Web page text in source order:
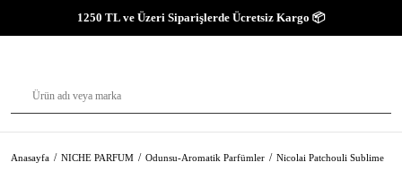
1250 TL ve Üzeri Siparişlerde Ücretsiz Kargo 📦
Anasayfa NICHE PARFUM Odunsu-Aromatik Parfümler Nicolai Patchouli Sublime